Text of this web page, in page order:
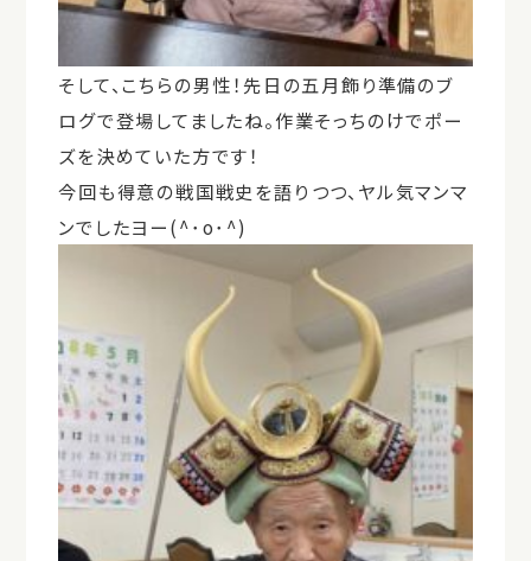
そして、こちらの男性！先日の五月飾り準備のブ
ログで登場してましたね。作業そっちのけでポー
ズを決めていた方です！
今回も得意の戦国戦史を語りつつ、ヤル気マンマ
ンでしたヨー(^･ o･ ^)